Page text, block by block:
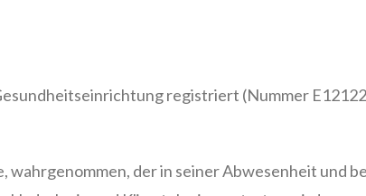
registriert (Nummer
der in seiner Abwesenheit und